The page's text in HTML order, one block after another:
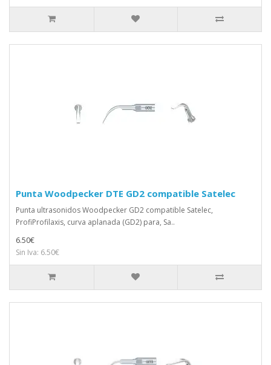
Punta Woodpecker DTE GD2 compatible Satelec
Punta ultrasonidos Woodpecker GD2 compatible Satelec,
ProfiProfilaxis, curva aplanada (GD2) para, Sa..
6.50€
Sin Iva: 6.50€